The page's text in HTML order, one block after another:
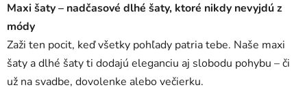
c
e
r
v
n
Maxi šaty – nadčasové dlhé šaty, ktoré nikdy nevyjdú z
módy
Zaži ten pocit, keď všetky pohľady patria tebe. Naše maxi
šaty a dlhé šaty ti dodajú eleganciu aj slobodu pohybu – či
už na svadbe, dovolenke alebo večierku.